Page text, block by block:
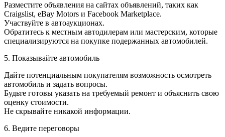
Разместите объявления на сайтах объявлений, таких как
Craigslist, eBay Motors и Facebook Marketplace.
Участвуйте в автоаукционах.
Обратитесь к местным автодилерам или мастерским, которые
специализируются на покупке подержанных автомобилей.
5. Показывайте автомобиль
Дайте потенциальным покупателям возможность осмотреть
автомобиль и задать вопросы.
Будьте готовы указать на требуемый ремонт и объяснить свою
оценку стоимости.
Не скрывайте никакой информации.
6. Ведите переговоры